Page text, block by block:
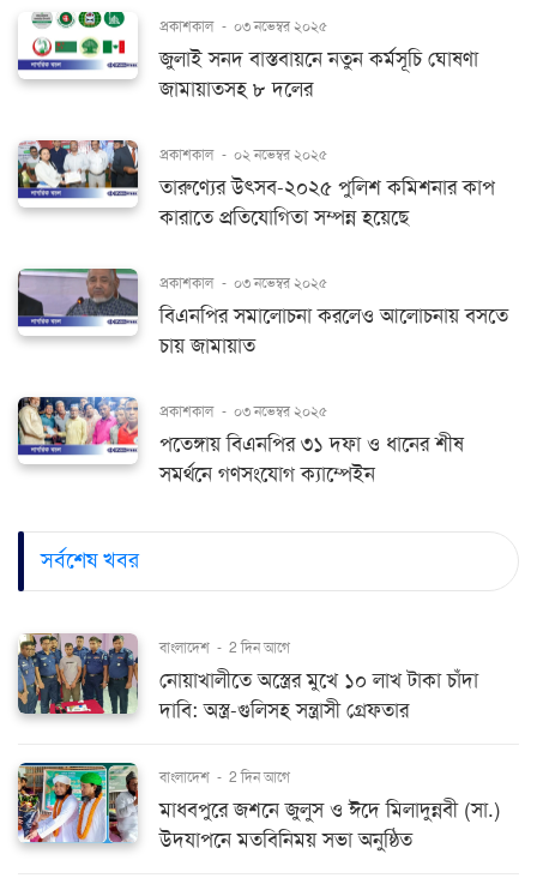
প্রকাশকাল - ০৩ নভেম্বর ২০২৫
জুলাই সনদ বাস্তবায়নে নতুন কর্মসূচি ঘোষণা
জামায়াতসহ ৮ দলের
প্রকাশকাল - ০২ নভেম্বর ২০২৫
তারুণ্যের উৎসব-২০২৫ পুলিশ কমিশনার কাপ
কারাতে প্রতিযোগিতা সম্পন্ন হয়েছে
প্রকাশকাল - ০৩ নভেম্বর ২০২৫
বিএনপির সমালোচনা করলেও আলোচনায় বসতে
চায় জামায়াত
প্রকাশকাল - ০৩ নভেম্বর ২০২৫
পতেঙ্গায় বিএনপির ৩১ দফা ও ধানের শীষ
সমর্থনে গণসংযোগ ক্যাম্পেইন
সর্বশেষ খবর
বাংলাদেশ - 2 দিন আগে
নোয়াখালীতে অস্ত্রের মুখে ১০ লাখ টাকা চাঁদা
দাবি: অস্ত্র-গুলিসহ সন্ত্রাসী গ্রেফতার
বাংলাদেশ - 2 দিন আগে
মাধবপুরে জশনে জুলুস ও ঈদে মিলাদুন্নবী (সা.)
উদযাপনে মতবিনিময় সভা অনুষ্ঠিত